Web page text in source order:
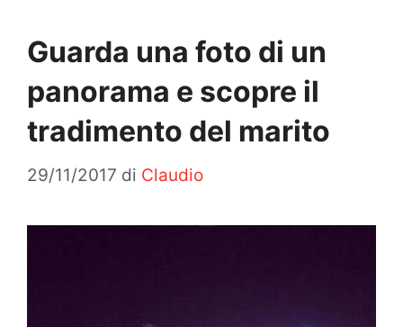
Guarda una foto di un
panorama e scopre il
tradimento del marito
29/11/2017 di Claudio